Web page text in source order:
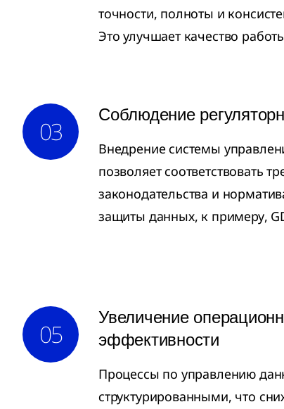
точности, полноты и
Это улучшает качество
03
Соблюдение
Внедрение системы
позволяет соответствовать
законодательства и
защиты данных, к примеру,
05
Увеличение
эффективности
Процессы по управлению
структурированными, что